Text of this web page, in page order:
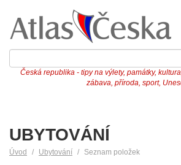
Česká republika - tipy na výlety, památky,
zábava, příroda, sport,
UBYTOVÁNÍ
Úvod Ubytování Seznam položek